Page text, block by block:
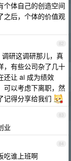
个体自己的创造空间
之后，个体的价值观
82
研这调研那儿，真
，有些公司杂了几十
还让 ai 成为绩效
可以考虑下离职，然
记得分享给我们
83
业
84
吃谁上班啊